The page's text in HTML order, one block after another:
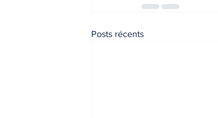
Posts récents